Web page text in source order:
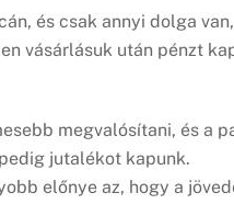
és csak annyi dolga
vásárlásuk után pénzt
megvalósítani, és a
jutalékot kapunk.
előnye az, hogy a